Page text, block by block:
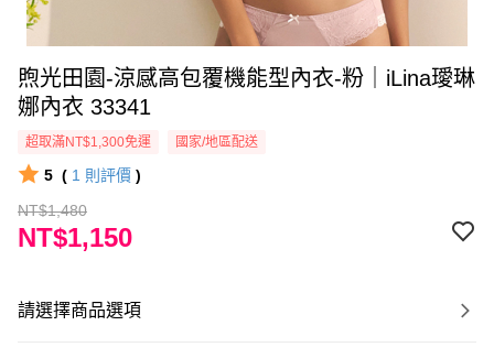
煦光田園-涼感高包覆機能型內衣-粉｜iLina璦琳
娜內衣 33341
超取滿NT$1,300免運 國家/地區配送
5 ( 1 則評價 )
NT$1,480
NT$1,150
請選擇商品選項